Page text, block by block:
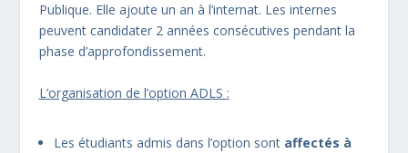
Publique. Elle ajoute un an à l’internat. Les internes
peuvent candidater 2 années consécutives pendant la
phase d’approfondissement.
L’organisation de l’option ADLS :
Les étudiants admis dans l’option sont affectés à